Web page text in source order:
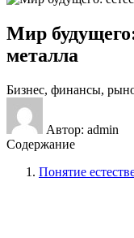
Мир
металла
Бизнес, финансы,
Автор: admin
Содержание
Понятие